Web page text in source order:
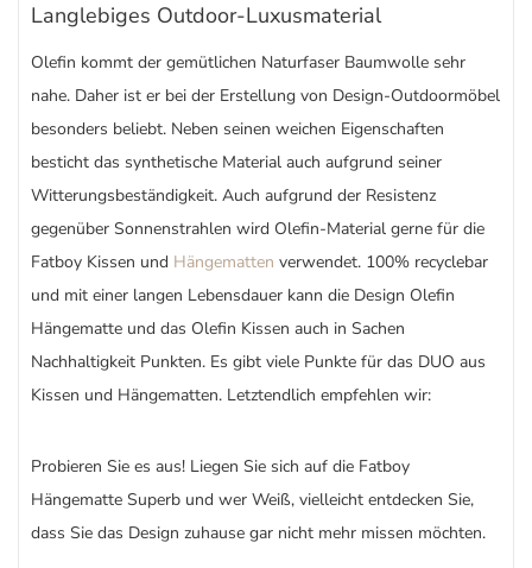
Langlebiges Outdoor-Luxusmaterial
Olefin kommt der gemütlichen Naturfaser Baumwolle sehr
nahe. Daher ist er bei der Erstellung von Design-Outdoormöbel
besonders beliebt. Neben seinen weichen Eigenschaften
besticht das synthetische Material auch aufgrund seiner
Witterungsbeständigkeit. Auch aufgrund der Resistenz
gegenüber Sonnenstrahlen wird Olefin-Material gerne für die
Fatboy Kissen und Hängematten verwendet. 100% recyclebar
und mit einer langen Lebensdauer kann die Design Olefin
Hängematte und das Olefin Kissen auch in Sachen
Nachhaltigkeit Punkten. Es gibt viele Punkte für das DUO aus
Kissen und Hängematten. Letztendlich empfehlen wir:
Probieren Sie es aus! Liegen Sie sich auf die Fatboy
Hängematte Superb und wer Weiß, vielleicht entdecken Sie,
dass Sie das Design zuhause gar nicht mehr missen möchten.